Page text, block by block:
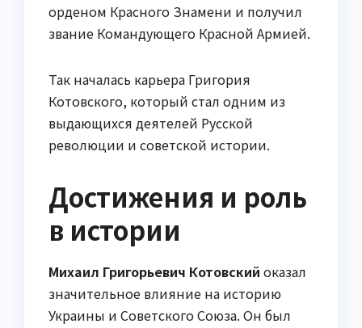
орденом Красного Знамени и получил
звание Командующего Красной Армией.
Так началась карьера Григория
Котовского, который стал одним из
выдающихся деятелей Русской
революции и советской истории.
Достижения и роль
в истории
Михаил Григорьевич Котовский оказал
значительное влияние на историю
Украины и Советского Союза. Он был